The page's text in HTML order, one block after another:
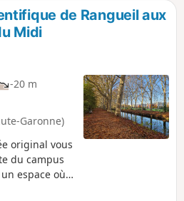
de Rangueil aux
Midi
-20 m
Garonne)
original vous
du campus
espace où